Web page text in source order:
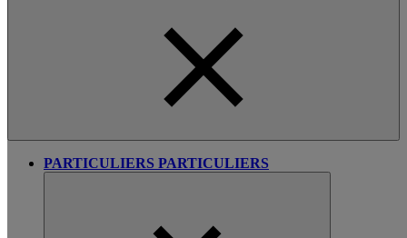
PARTICULIERS PARTICULIERS